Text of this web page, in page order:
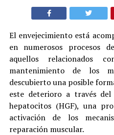
El envejecimiento está
en numerosos procesos
aquellos relacionados
mantenimiento de los
descubierto una posible
este deterioro a través
hepatocitos (HGF), una
activación de los
reparación muscular.